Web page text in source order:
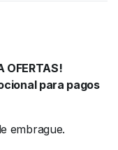
OFERTAS!
para pagos
embrague.